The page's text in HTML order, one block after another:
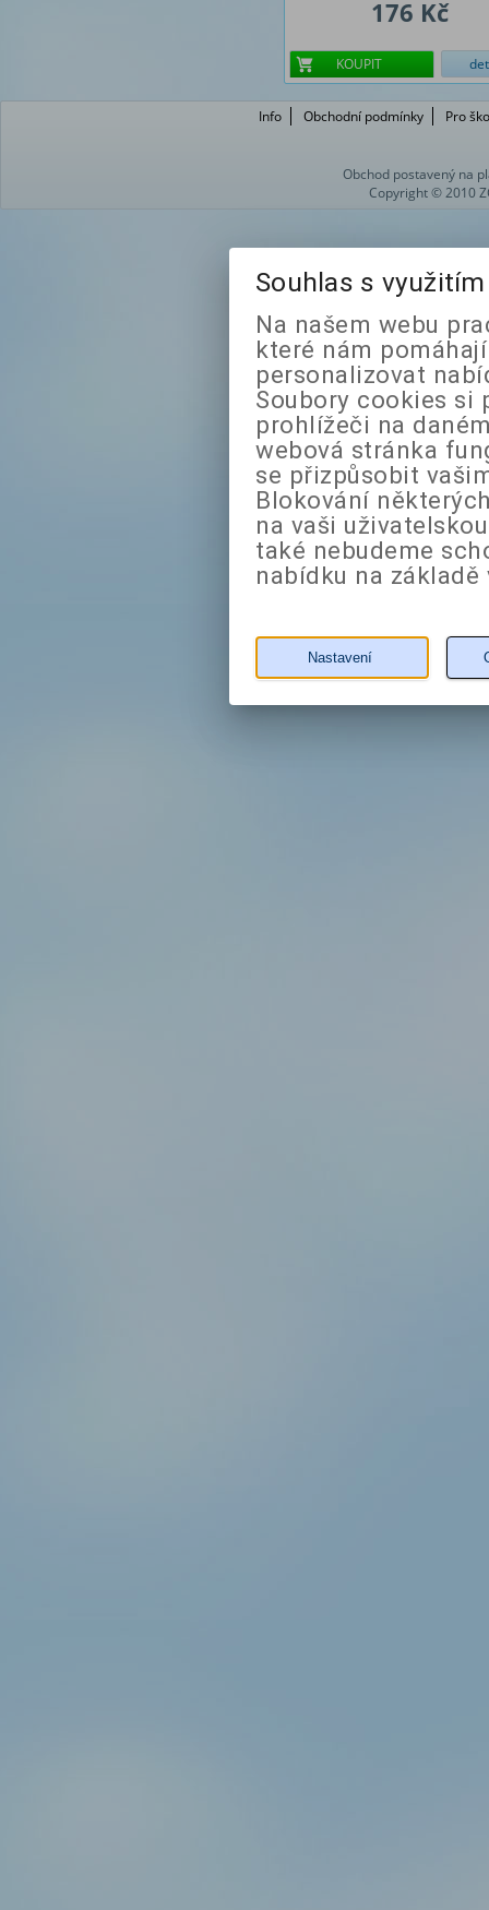
176 Kč
KOUPIT
Info Obchodní podmínky Pro
Obchod postavený na
Copyright © 2010
Souhlas s
Na našem webu
které nám
personalizovat
Soubory cookies si
prohlížeči na
webová stránka
se přizpůsobit
Blokování
na vaši
také nebudeme
nabídku na
Nastavení